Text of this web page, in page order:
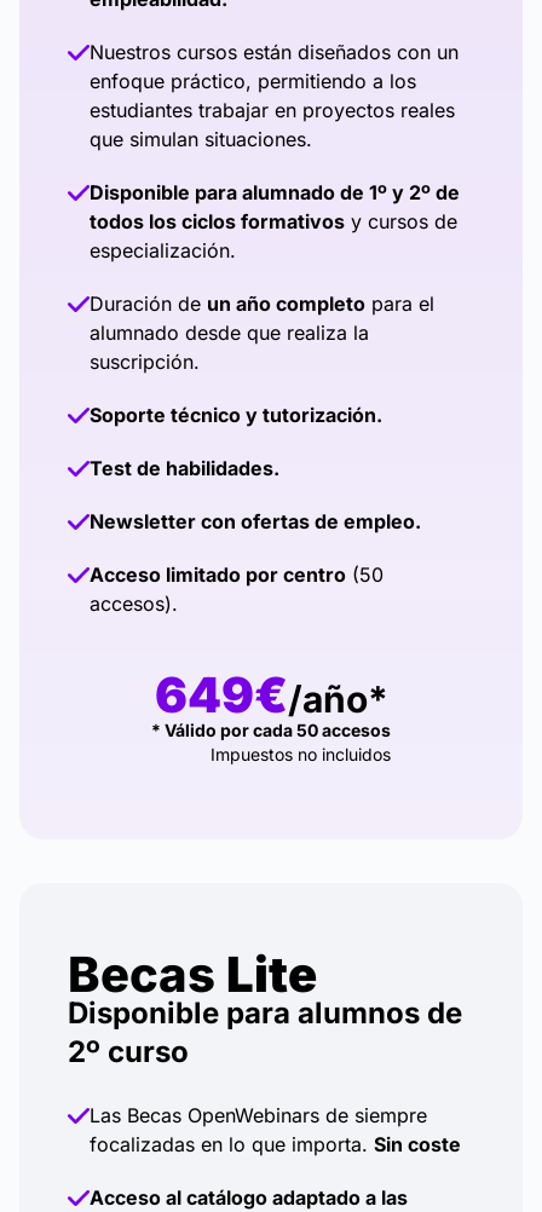
Nuestros cursos están diseñados con un
enfoque práctico, permitiendo a los
estudiantes trabajar en proyectos reales
que simulan situaciones.
Disponible para alumnado de 1º y 2º de
todos los ciclos formativos y cursos de
especialización.
Duración de un año completo para el
alumnado desde que realiza la
suscripción.
Soporte técnico y tutorización.
Test de habilidades.
Newsletter con ofertas de empleo.
Acceso limitado por centro (50
accesos).
649€/año*
* Válido por cada 50 accesos
Impuestos no incluidos
Becas Lite
Disponible para alumnos de
2º curso
Las Becas OpenWebinars de siempre
focalizadas en lo que importa. Sin coste
Acceso al catálogo adaptado a las